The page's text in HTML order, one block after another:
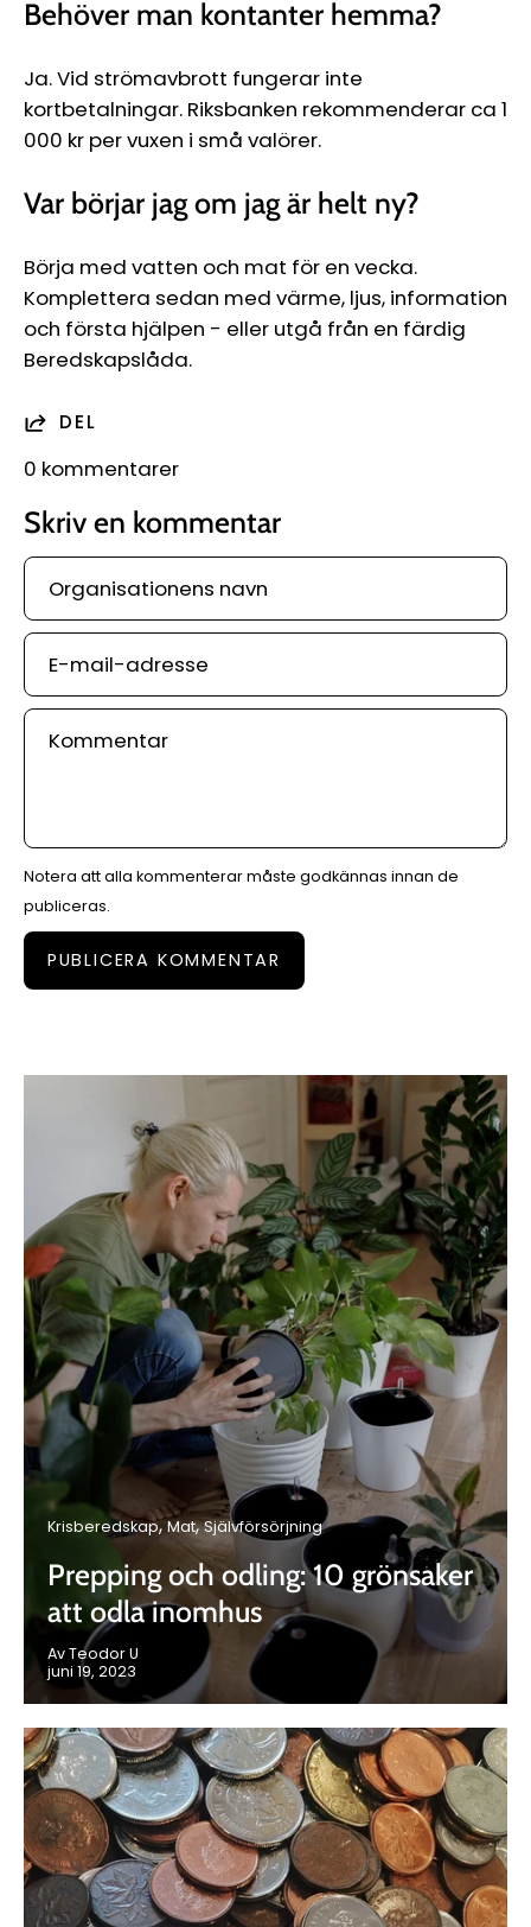
Behöver man kontanter hemma?
Ja. Vid strömavbrott fungerar inte
kortbetalningar. Riksbanken rekommenderar ca 1
000 kr per vuxen i små valörer.
Var börjar jag om jag är helt ny?
Börja med vatten och mat för en vecka.
Komplettera sedan med värme, ljus, information
och första hjälpen - eller utgå från en färdig
Beredskapslåda.
DEL
0 kommentarer
Skriv en kommentar
Organisationens
navn
E-
mail-
adresse
Kommentar
Notera att alla kommenterar måste godkännas innan de
publiceras.
PUBLICERA KOMMENTAR
Krisberedskap Mat Självförsörjning
Prepping och odling: 10 grönsaker
att odla inomhus
Av Teodor U
juni 19, 2023